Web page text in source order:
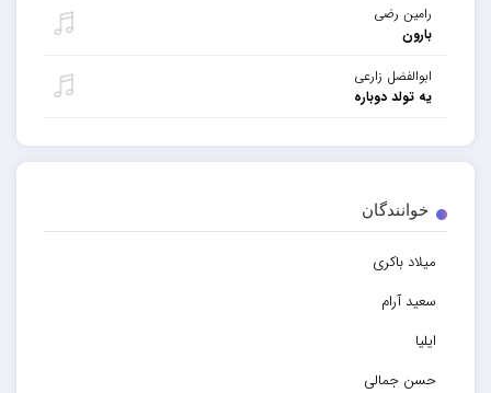
رامین رضی
بارون
ابوالفضل زارعی
یه تولد دوباره
خوانندگان
میلاد باکری
سعید آرام
ایلیا
حسن جمالی